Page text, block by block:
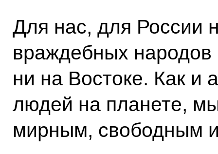
Для нас, для России
враждебных
ни на Востоке. Как и
людей на планете,
мирным, свободным